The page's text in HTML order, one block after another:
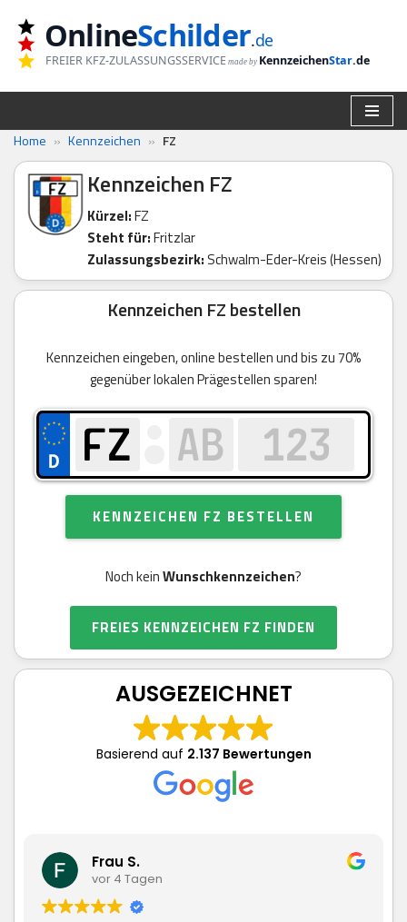
Zum
Inhalt
springen
OnlineSchilder.de
FREIER KFZ-ZULASSUNGSSERVICE made by KennzeichenStar.de
Home » Kennzeichen » FZ
Kennzeichen FZ
Kürzel:FZ
Steht für:Fritzlar
Zulassungsbezirk: Schwalm-Eder-Kreis (Hessen)
Kennzeichen FZ bestellen
Kennzeichen eingeben, online bestellen und bis zu 70%
gegenüber lokalen Prägestellen sparen!
KENNZEICHEN FZ BESTELLEN
Noch keinWunschkennzeichen?
FREIES KENNZEICHEN FZ FINDEN
AUSGEZEICHNET
Basierend auf 2.137 Bewertungen
Frau S.
vor 4 Tagen